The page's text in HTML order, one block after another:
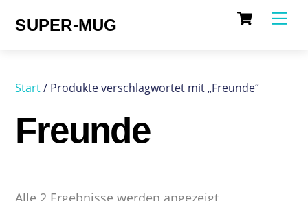
Cart
SUPER-MUG
Start/ Produkte verschlagwortet mit „Freunde“
Freunde
Alle 2 Ergebnisse werden angezeigt